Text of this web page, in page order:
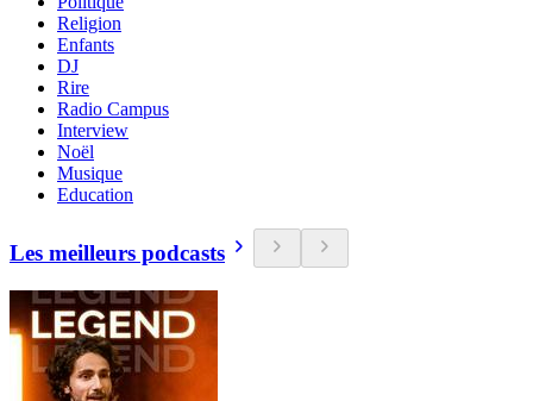
Religion
Enfants
DJ
Rire
Radio Campus
Interview
Noël
Musique
Education
Les meilleurs podcasts